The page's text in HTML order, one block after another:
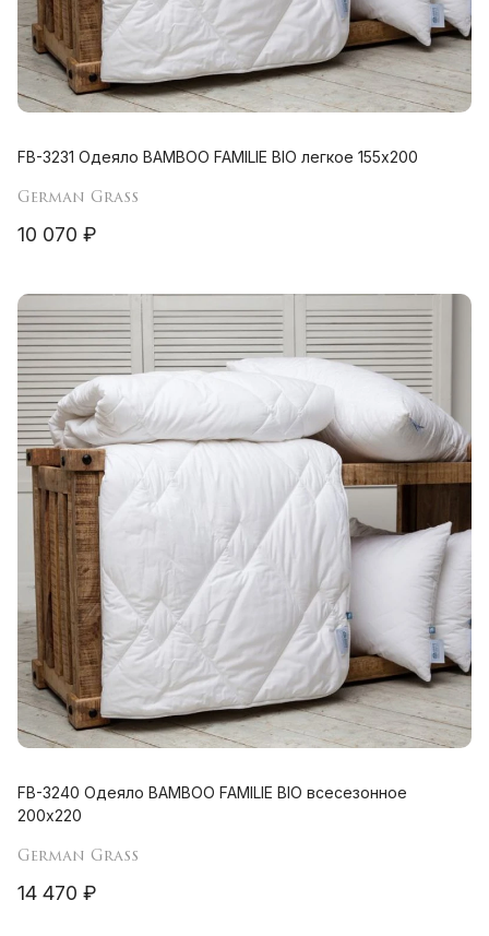
FB-3231 Одеяло BAMBOO FAMILIE BIO легкое 155х200
German Grass
10 070 ₽
FB-3240 Одеяло BAMBOO FAMILIE BIO всесезонное
200х220
German Grass
14 470 ₽